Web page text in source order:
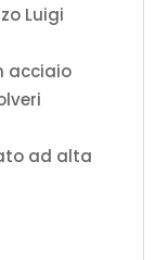
Luigi
acciaio
ad alta